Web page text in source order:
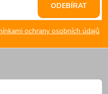
ochrany osobních údajů
ODEBÍRAT